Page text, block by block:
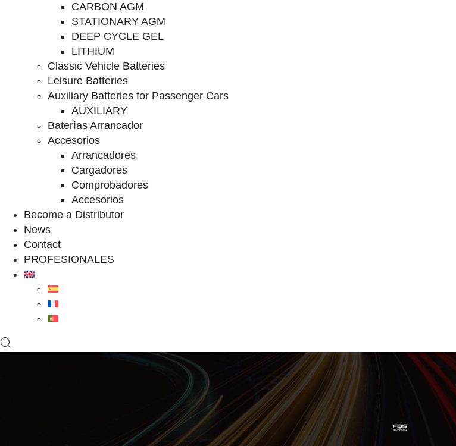
CARBON AGM
STATIONARY AGM
DEEP CYCLE GEL
LITHIUM
Classic Vehicle Batteries
Leisure Batteries
Auxiliary Batteries for Passenger Cars
AUXILIARY
Baterías Arrancador
Accesorios
Arrancadores
Cargadores
Comprobadores
Accesorios
Become a Distributor
News
Contact
PROFESIONALES